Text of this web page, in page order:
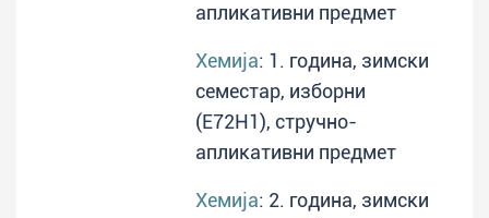
апликативни предмет
Хемија: 1. година, зимски
семестар, изборни
(E72H1), стручно-
апликативни предмет
Хемија: 2. година, зимски